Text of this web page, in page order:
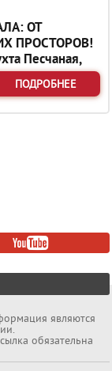
ОТ
ПРОСТОРОВ!
Песчаная,
Огой и
ПОДРОБНЕЕ
являются
обязательна